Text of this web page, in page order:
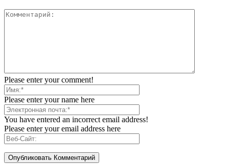
Please enter your comment!
Please enter your name here
You have entered an incorrect email address!
Please enter your email address here